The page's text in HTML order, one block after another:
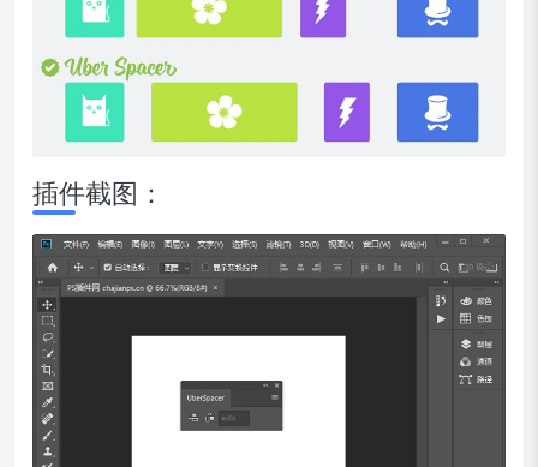
插件截图：